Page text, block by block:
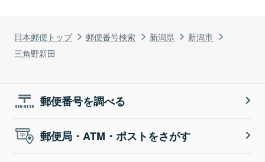
日本郵便トップ 郵便番号検索 新潟県
新潟市
三角野新田
郵便番号を調べる
郵便局・ATM・ポストをさがす